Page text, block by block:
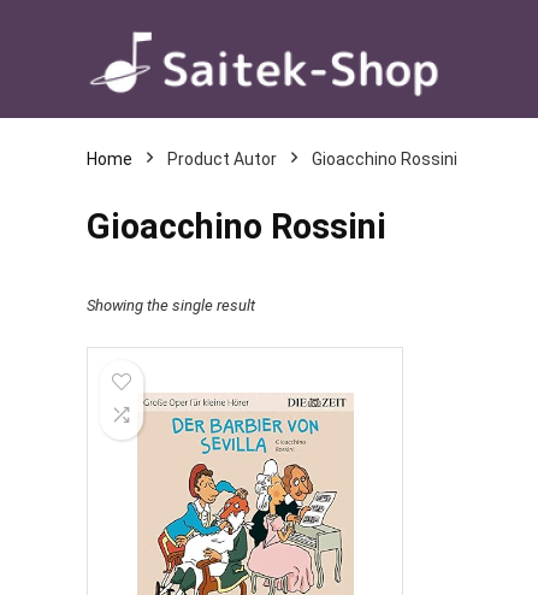
Home Product Autor Gioacchino Rossini
Gioacchino Rossini
Showing the single result